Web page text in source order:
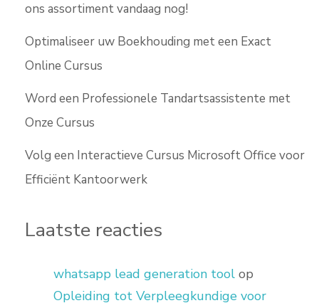
ons assortiment vandaag nog!
Optimaliseer uw Boekhouding met een Exact
Online Cursus
Word een Professionele Tandartsassistente met
Onze Cursus
Volg een Interactieve Cursus Microsoft Office voor
Efficiënt Kantoorwerk
Laatste reacties
whatsapp lead generation tool op
Opleiding tot Verpleegkundige voor